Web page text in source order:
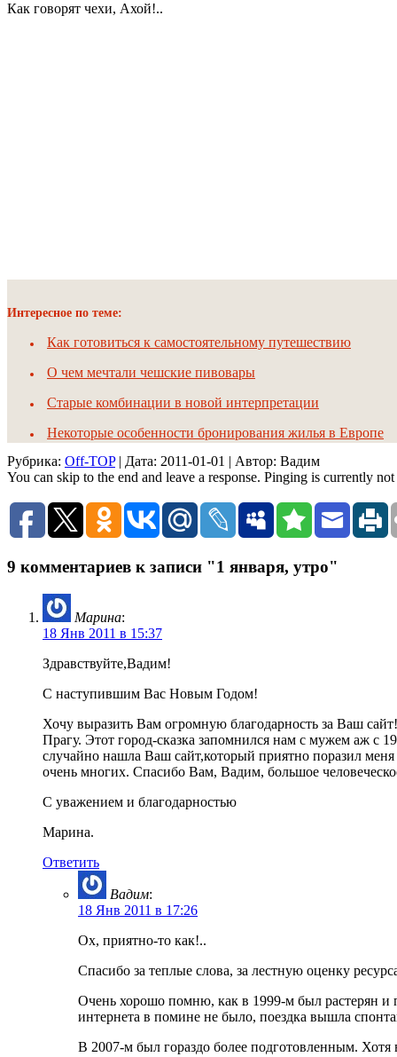
Как говорят чехи, Ахой!..
Интересное по теме:
Как готовиться к самостоятельному путешествию
О чем мечтали чешские пивовары
Старые комбинации в новой интерпретации
Некоторые особенности бронирования жилья в Европе
Рубрика: Off-TOP| Дата: 2011-01-01 | Автор: Вадим
You can skip to the end and leave a response. Pinging is currently
9 комментариев к записи "1 января, утро"
Марина:
18 Янв 2011 в 15:37
Здравствуйте,Вадим!
С наступившим Вас Новым Годом!
Хочу выразить Вам огромную благодарность за Ваш
Прагу. Этот город-сказка запомнился нам с мужем аж с
случайно нашла Ваш сайт,который приятно поразил
очень многих. Спасибо Вам, Вадим, большое
С уважением и благодарностью
Марина.
Ответить
Вадим:
18 Янв 2011 в 17:26
Ох, приятно-то как!..
Спасибо за теплые слова, за лестную оценку
Очень хорошо помню, как в 1999-м был растерян и
интернета в помине не было, поездка вышла
В 2007-м был гораздо более подготовленным. Хотя